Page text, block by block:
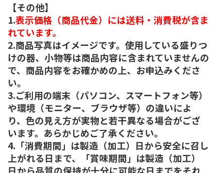
【その他】
1.表示価格（商品代金）には送料・消費税が含ま
れています。
2.商品写真はイメージです。使用している盛りつ
けの器、小物等は商品内容に含まれていませんの
で、商品内容をお確かめの上、お申込みくださ
い。
3.ご利用の端末（パソコン、スマートフォン等）
や環境（モニター、ブラウザ等）の違いによ
り、色の見え方が実物と若干異なる場合がござ
います。あらかじめご了承ください。
4.「消費期間」は製造（加工）日から安全に召し
上がれる日まで、「賞味期間」は製造（加工）